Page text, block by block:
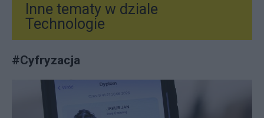
Inne tematy w dziale
Technologie
#Cyfryzacja